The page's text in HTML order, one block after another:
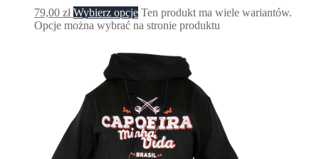
79,00 zł Wybierz opcje Ten produkt ma wiele wariantów.
Opcje można wybrać na stronie produktu